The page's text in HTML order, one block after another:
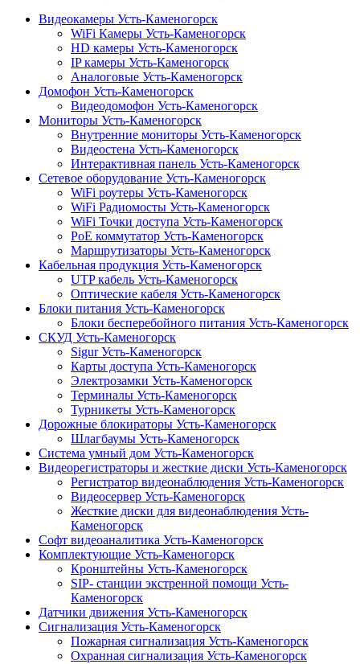
Видеокамеры Усть-Каменогорск
WiFi Камеры Усть-Каменогорск
HD камеры Усть-Каменогорск
IP камеры Усть-Каменогорск
Аналоговые Усть-Каменогорск
Домофон Усть-Каменогорск
Видеодомофон Усть-Каменогорск
Мониторы Усть-Каменогорск
Внутренние мониторы Усть-Каменогорск
Видеостена Усть-Каменогорск
Интерактивная панель Усть-Каменогорск
Сетевое оборудование Усть-Каменогорск
WiFi роутеры Усть-Каменогорск
WiFi Радиомосты Усть-Каменогорск
WiFi Точки доступа Усть-Каменогорск
PoE коммутатор Усть-Каменогорск
Маршрутизаторы Усть-Каменогорск
Кабельная продукция Усть-Каменогорск
UTP кабель Усть-Каменогорск
Оптические кабеля Усть-Каменогорск
Блоки питания Усть-Каменогорск
Блоки бесперебойного питания Усть-Каменогорск
СКУД Усть-Каменогорск
Sigur Усть-Каменогорск
Карты доступа Усть-Каменогорск
Электрозамки Усть-Каменогорск
Терминалы Усть-Каменогорск
Турникеты Усть-Каменогорск
Дорожные блокираторы Усть-Каменогорск
Шлагбаумы Усть-Каменогорск
Система умный дом Усть-Каменогорск
Видеорегистраторы и жесткие диски Усть-Каменогорск
Регистратор видеонаблюдения Усть-Каменогорск
Видеосервер Усть-Каменогорск
Жесткие диски для видеонаблюдения Усть-
Каменогорск
Софт видеоаналитика Усть-Каменогорск
Комплектующие Усть-Каменогорск
Кронштейны Усть-Каменогорск
SIP- станции экстренной помощи Усть-
Каменогорск
Датчики движения Усть-Каменогорск
Сигнализация Усть-Каменогорск
Пожарная сигнализация Усть-Каменогорск
Охранная сигнализация Усть-Каменогорск